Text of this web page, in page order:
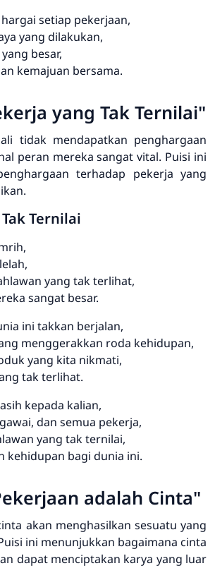
setiap pekerjaan,
yang dilakukan,
besar,
kemajuan bersama.
yang Tak Ternilai"
tidak mendapatkan penghargaan
peran mereka sangat vital. Puisi ini
terhadap pekerja yang
Ternilai
yang tak terlihat,
sangat besar.
ini takkan berjalan,
menggerakkan roda kehidupan,
yang kita nikmati,
tak terlihat.
kepada kalian,
dan semua pekerja,
yang tak ternilai,
kehidupan bagi dunia ini.
adalah Cinta"
akan menghasilkan sesuatu yang
ini menunjukkan bagaimana cinta
dapat menciptakan karya yang luar